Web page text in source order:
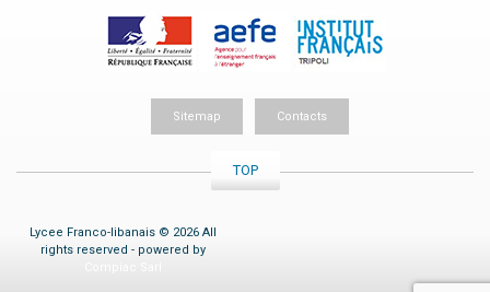
Sitemap Contacts
TOP
Lycee Franco-libanais © 2026 All
rights reserved - powered by